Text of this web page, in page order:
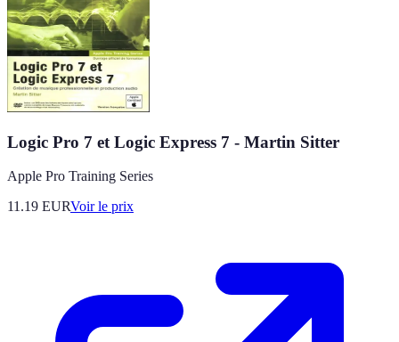
Logic Pro 7 et Logic Express 7 - Martin Sitter
Apple Pro Training Series
11.19 EURVoir le prix